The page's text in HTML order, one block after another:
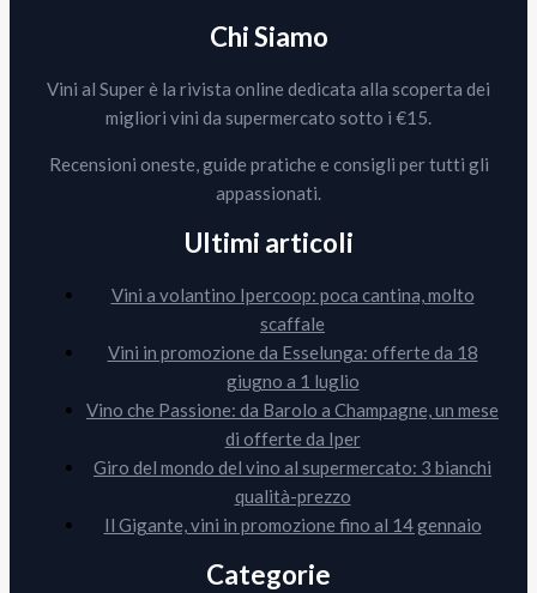
Chi Siamo
Vini al Super è la rivista online dedicata alla scoperta dei
migliori vini da supermercato sotto i €15.
Recensioni oneste, guide pratiche e consigli per tutti gli
appassionati.
Ultimi articoli
Vini a volantino Ipercoop: poca cantina, molto
scaffale
Vini in promozione da Esselunga: offerte da 18
giugno a 1 luglio
Vino che Passione: da Barolo a Champagne, un mese
di offerte da Iper
Giro del mondo del vino al supermercato: 3 bianchi
qualità-prezzo
Il Gigante, vini in promozione fino al 14 gennaio
Categorie